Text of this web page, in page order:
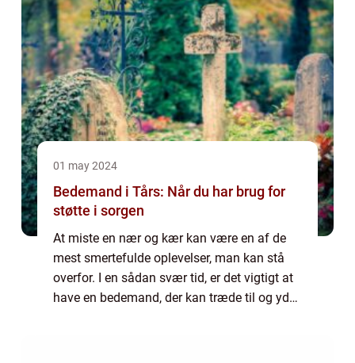
01 may 2024
Bedemand i Tårs: Når du har brug for
støtte i sorgen
At miste en nær og kær kan være en af de
mest smertefulde oplevelser, man kan stå
overfor. I en sådan svær tid, er det vigtigt at
have en bedemand, der kan træde til og yde